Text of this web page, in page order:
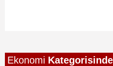
Ekonomi